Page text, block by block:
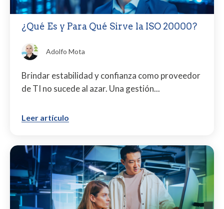
¿Qué Es y Para Qué Sirve la ISO 20000?
Adolfo Mota
Brindar estabilidad y confianza como proveedor
de TI no sucede al azar. Una gestión...
Leer artículo